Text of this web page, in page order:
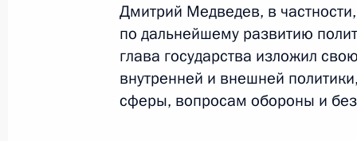
Совещания, заседания, рабочие встречи
Речи и обращения
Дмитрий Медведев, в
по дальнейшему развитию
глава государства изложил
внутренней и внешней
сферы, вопросам обороны и